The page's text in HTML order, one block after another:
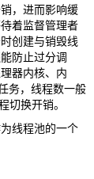
，进而影响缓
着监督管理者
创建与销毁线
防止过分调
器内核、内
务，线程数一般
换开销。
线程池的一个